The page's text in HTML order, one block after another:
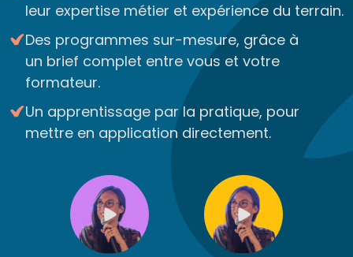
leur expertise métier et expérience du terrain.
Des programmes sur-mesure, grâce à
un brief complet entre vous et votre
formateur.
Un apprentissage par la pratique, pour
mettre en application directement.